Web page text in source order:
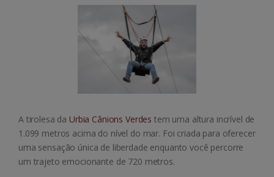
A tirolesa da Urbia Cânions Verdes tem uma altura incrível de
1.099 metros acima do nível do mar. Foi criada para oferecer
uma sensação única de liberdade enquanto você percorre
um trajeto emocionante de 720 metros.